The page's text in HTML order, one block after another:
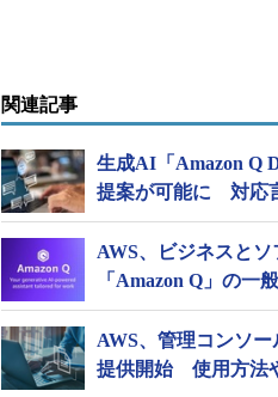
関連記事
生成AI「Amazon Q
提案が可能に 対応
AWS、ビジネスと
「Amazon Q」の一
AWS、管理コンソ
提供開始 使用方法